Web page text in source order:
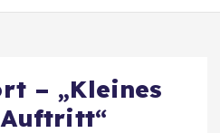
– „Kleines
Auftritt“